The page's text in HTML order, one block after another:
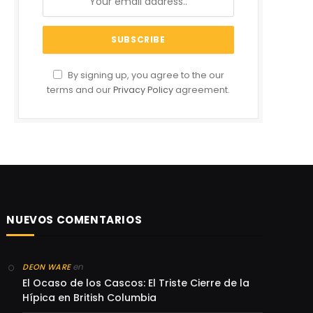
By signing up, you agree to the our
terms and ourPrivacy Policy agreement.
NUEVOS COMENTARIOS
DEON WAREen
El Ocaso de los Cascos: El Triste Cierre de la
Hípica en British Columbia